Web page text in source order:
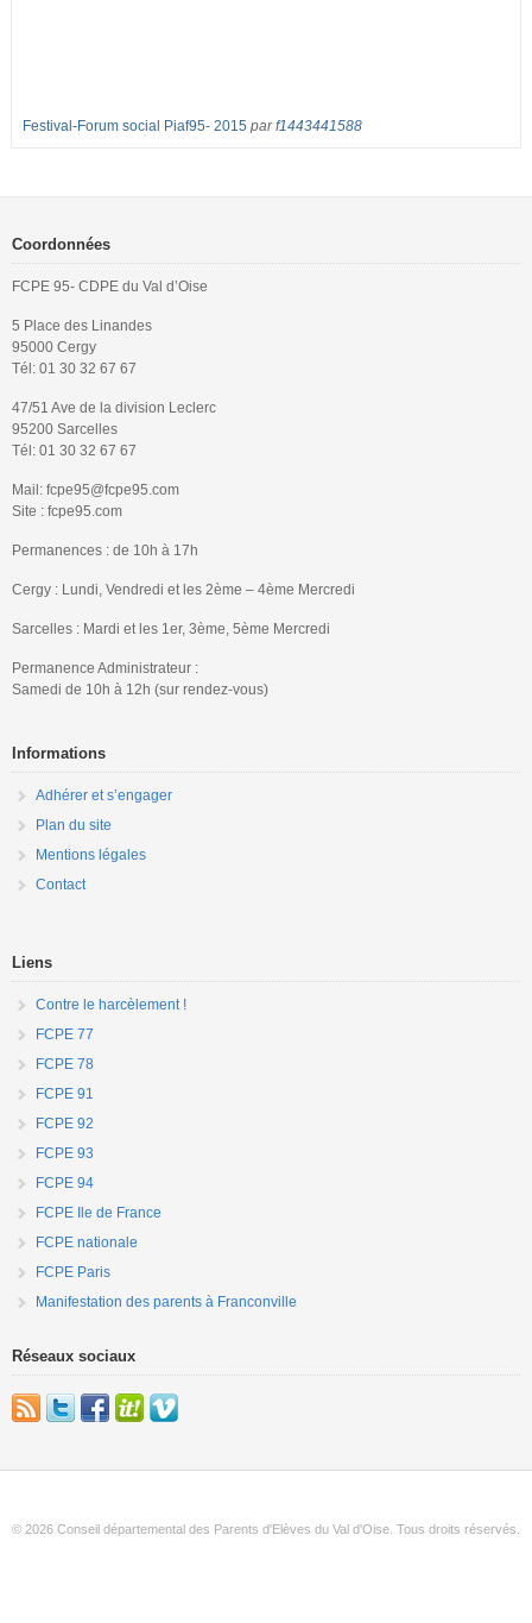
Festival-Forum social Piaf95- 2015 parf1443441588
Coordonnées
FCPE 95- CDPE du Val d’Oise
5 Place des Linandes
95000 Cergy
Tél: 01 30 32 67 67
47/51 Ave de la division Leclerc
95200 Sarcelles
Tél: 01 30 32 67 67
Mail: fcpe95@fcpe95.com
Site : fcpe95.com
Permanences : de 10h à 17h
Cergy : Lundi, Vendredi et les 2ème – 4ème Mercredi
Sarcelles : Mardi et les 1er, 3ème, 5ème Mercredi
Permanence Administrateur :
Samedi de 10h à 12h (sur rendez-vous)
Informations
Adhérer et s’engager
Plan du site
Mentions légales
Contact
Liens
Contre le harcèlement !
FCPE 77
FCPE 78
FCPE 91
FCPE 92
FCPE 93
FCPE 94
FCPE Ile de France
FCPE nationale
FCPE Paris
Manifestation des parents à Franconville
Réseaux sociaux
© 2026 Conseil départemental des Parents d'Elèves du Val d'Oise. Tous droits réservés.